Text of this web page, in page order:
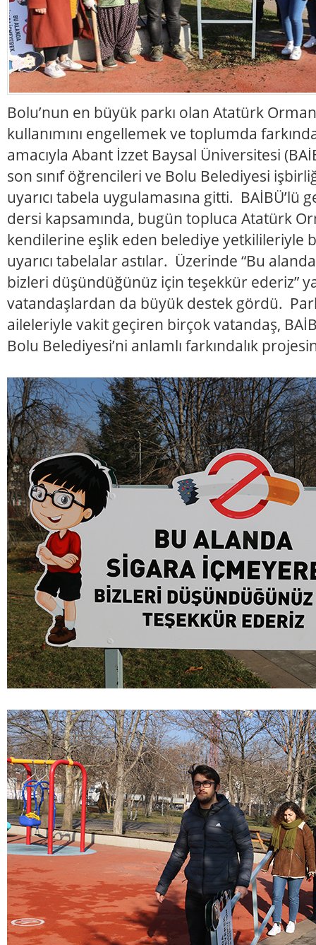
Bolu’nun en büyük parkı olan Atatürk
kullanımını engellemek ve toplumda
amacıyla Abant İzzet Baysal Üniversitesi
son sınıf öğrencileri ve Bolu Belediyesi
uyarıcı tabela uygulamasına gitti. BAİBÜ’lü
dersi kapsamında, bugün topluca Atatürk
kendilerine eşlik eden belediye yetkilileriyle
uyarıcı tabelalar astılar. Üzerinde “Bu
bizleri düşündüğünüz için teşekkür ederiz”
vatandaşlardan da büyük destek gördü.
aileleriyle vakit geçiren birçok vatandaş,
Bolu Belediyesi’ni anlamlı farkındalık